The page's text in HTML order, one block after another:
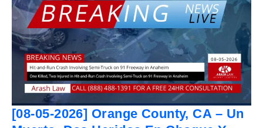
[08-05-2026] Orange County, CA – Un